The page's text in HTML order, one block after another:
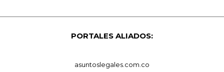
PORTALES ALIADOS:
asuntoslegales.com.co